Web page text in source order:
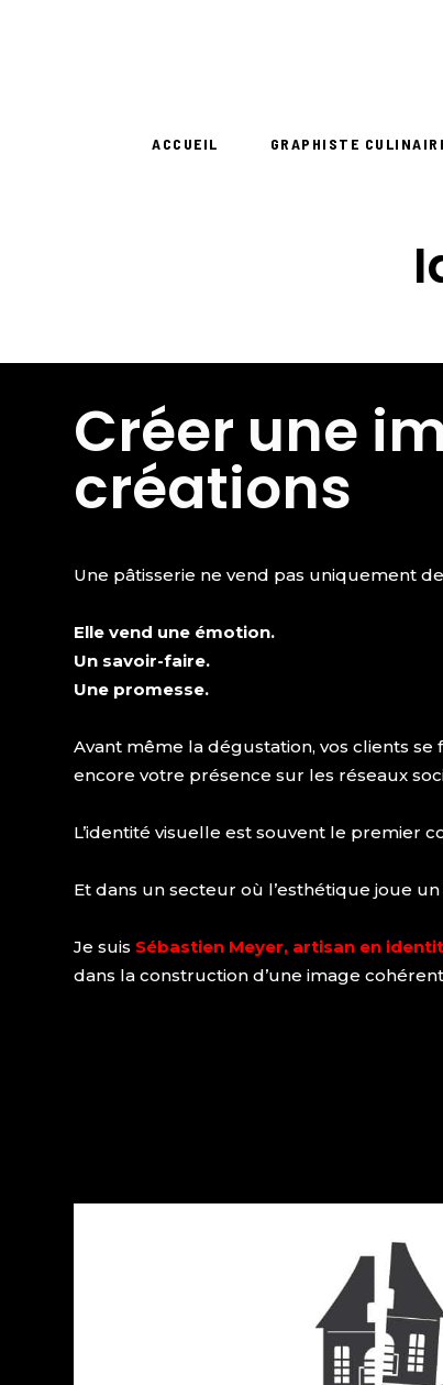
ACCUEIL GRAPHISTE
Créer une
créations
Une pâtisserie ne vend pas uniquement
Elle vend une émotion.
Un savoir-faire.
Une promesse.
Avant même la dégustation, vos clients
encore votre présence sur les réseaux
L’identité visuelle est souvent le premier
Et dans un secteur où l’esthétique joue
Je suis Sébastien Meyer, artisan en
dans la construction d’une image